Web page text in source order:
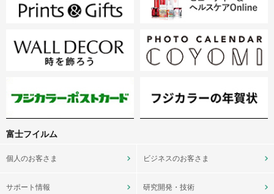
富士フイルム
個人のお客さま ビジネスのお客さま
サポート情報 研究開発・技術